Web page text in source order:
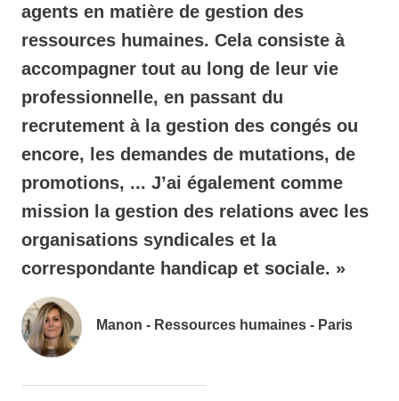
agents en matière de gestion des
ressources humaines. Cela consiste à
accompagner tout au long de leur vie
professionnelle, en passant du
recrutement à la gestion des congés ou
encore, les demandes de mutations, de
promotions, ... J’ai également comme
mission la gestion des relations avec les
organisations syndicales et la
correspondante handicap et sociale. »
Manon - Ressources humaines - Paris